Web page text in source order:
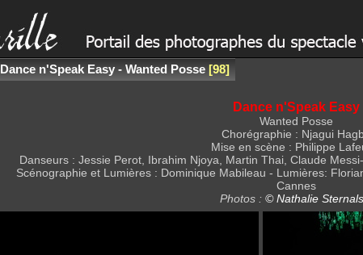
Dance n'Speak Easy - Wanted Posse 98
Dance n'Speak Easy
Wanted Posse
Chorégraphie : Njagui
Mise en scène : Philippe
Danseurs : Jessie Perot, Ibrahim Njoya, Martin Thai, Claude
Scénographie et Lumières : Dominique Mabileau - Lumières:
Cannes
Photos : © Nathalie